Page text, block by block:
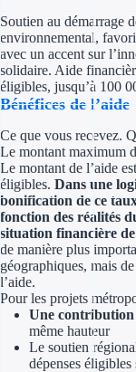
Soutien au démarrage
environnemental,
avec un accent sur
solidaire. Aide
éligibles, jusqu’à 100
Bénéfices de l’aide
Ce que vous recevez.
Le montant maximum
Le montant de l’aide
éligibles. Dans une
bonification de ce
fonction des réalités
situation financière
de manière plus
géographiques, mais
l’aide.
Pour les projets
Une
même hauteur
Le soutien
dépenses